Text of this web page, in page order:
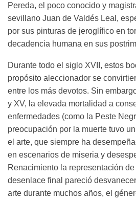
Pereda, el poco conocido y
sevillano Juan de Valdés Leal,
por sus pinturas de jeroglífico en
decadencia humana en sus
Durante todo el siglo XVII, estos
propósito aleccionador se
entre los más devotos. Sin
y XV, la elevada mortalidad a
enfermedades (como la Peste
preocupación por la muerte tuvo
el arte, que siempre ha
en escenarios de miseria y
Renacimiento la representación
desenlace final pareció
arte durante muchos años, el